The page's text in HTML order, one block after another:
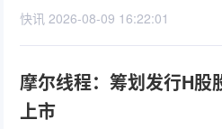
快讯 2026-08-09 16:22:01
摩尔线程：筹划发行H股
上市